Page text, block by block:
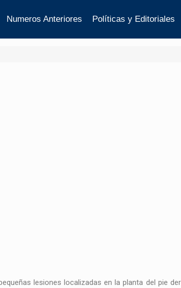
Numeros Anteriores Políticas y Editoriales
lesiones localizadas en la planta del pie